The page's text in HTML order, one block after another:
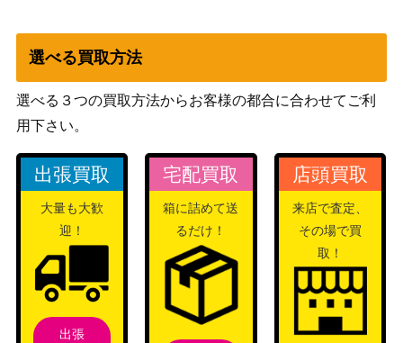
【SV2P 092/071】
ド）
フシギバナ
シャワーズ（PROMO）
スカーレット＆バイオ
レット
（PROMO）
900
リザードンV（SAR）【S1
2a 211/172】
ソード&シールド
（VSTARユニバース）
カメックスex（SAR）【S
V2a 202/165】
スカーレット＆バイオ
レット
（ポケモンカード
1,600
選べる買取方法
選べる３つの買取方法からお客様の都合に合わせてご利
用下さい。
出張買取
大量も大歓
迎！
出張
宅配買取
箱に詰めて送
るだけ！
店頭買取
来店で査定、
その場で買
取！